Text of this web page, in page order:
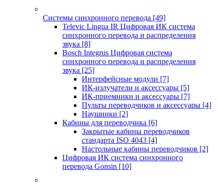
Системы синхронного перевода [49]
Televic Lingua IR Цифровая ИК система
синхронного перевода и распределения
звука [8]
Bosch Integrus Цифровая система
синхронного перевода и распределения
звука [25]
Интерфейсные модули [7]
ИК-излучатели и аксессуары [5]
ИК-приемники и аксессуары [7]
Пульты переводчиков и аксессуары [4]
Наушники [2]
Кабины для переводчика [6]
Закрытые кабины переводчиков
стандарта ISO 4043 [4]
Настольные кабины переводчиков [2]
Цифровая ИК система синхронного
перевода Gonsin [10]